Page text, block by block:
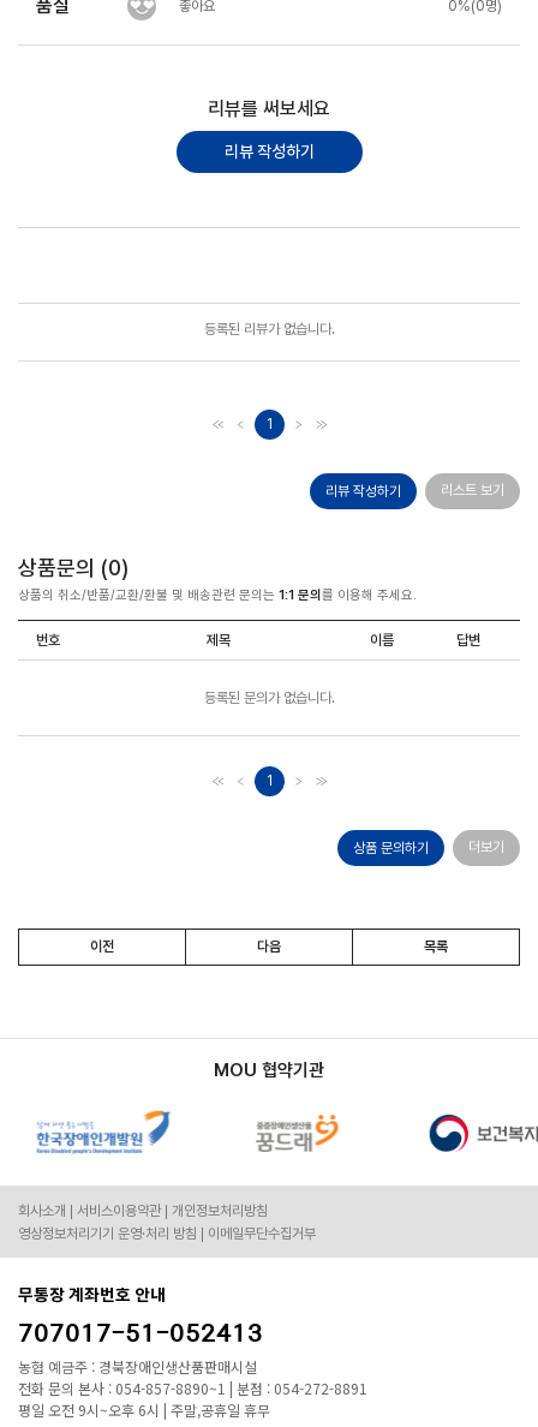
품질 좋아요 0%(0명)
리뷰를 써보세요
리뷰 작성하기
등록된 리뷰가 없습니다.
1
리뷰 작성하기 리스트 보기
상품문의 (0)
상품의 취소/반품/교환/환불 및 배송관련 문의는 1:1 문의를 이용해 주세요.
번호 제목 이름 답변
등록된 문의가 없습니다.
1
상품 문의하기 더보기
이전 다음 목록
MOU 협약기관
회사소개 서비스이용약관
개인정보처리방침
영상정보처리기기 운영·처리 방침
이메일무단수집거부
무통장 계좌번호 안내
707017-51-052413
농협 예금주 : 경북장애인생산품판매시설
전화 문의 본사 : 054-857-8890~1 | 분점 : 054-272-8891
평일 오전 9시~오후 6시 | 주말,공휴일 휴무